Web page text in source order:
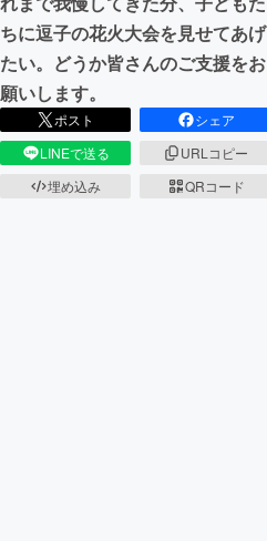
ちに逗子の花火大会を見せてあげ
たい。どうか皆さんのご支援をお
願いします。
ポスト
シェア
LINEで送る
URLコピー
埋め込み
QRコード